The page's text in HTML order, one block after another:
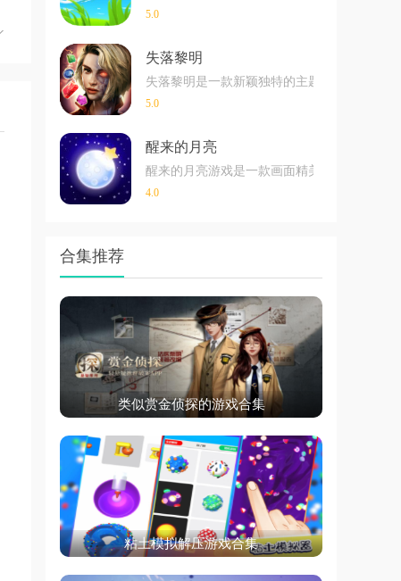
5.0
失落黎明
失落黎明是一款新颖独特的主题消除游戏在
5.0
醒来的月亮
醒来的月亮游戏是一款画面精美，场景设计
4.0
合集推荐
类似赏金侦探的游戏合集
粘土模拟解压游戏合集